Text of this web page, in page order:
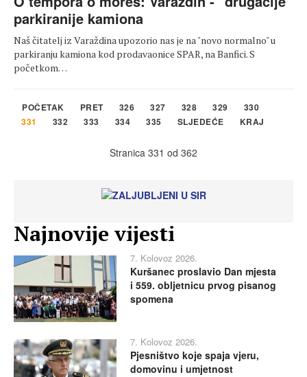
parkiranije kamiona
Naš čitatelj iz Varaždina upozorio nas je na "novo normalno" u
parkiranju kamiona kod prodavaonice SPAR, na Banfici. S
početkom…
POČETAK PRET 326 327 328 329
330
331
332 333 334 335 SLJEDEĆE KRAJ
Stranica 331 od 362
Najnovije vijesti
7. Kolovoz 2026.
Kuršanec proslavio Dan mjesta
i 559. obljetnicu prvog pisanog
spomena
7. Kolovoz 2026.
Pjesništvo koje spaja vjeru,
domovinu i umjetnost